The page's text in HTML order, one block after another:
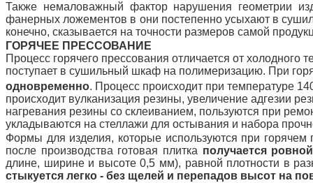
Также немаловажный фактор нарушения геометрии
фанерных ложементов в они постепенно усыхают в
конечно, сказывается на точности размеров самой
ГОРЯЧЕЕ ПРЕССОВАНИЕ
Процесс горячего прессования отличается от
поступает в сушильный шкаф на полимеризацию. При
одновременно. Процесс происходит при температуре
происходит вулканизация резины, увеличение адгезии
нагревания резины со склеиванием, пользуются при
укладываются на стеллажи для остывания и набора
Формы для изделия, которые используются при
после производства готовая плитка получается
длине, ширине и высоте 0,5 мм), равной плотности в
стыкуется легко - без щелей и перепадов высот на